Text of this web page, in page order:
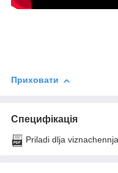
Приховати
Специфікація
Priladi dlja